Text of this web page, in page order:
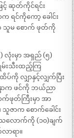
င့် ဆုတ်ကိုင်ရင်း
ရင်ကိုကော့ ခေါင်း
သူမ စောက် ဖုတ်ကို
လုံးမှာ အရှည် (၅)
မ်းသီးထည့်ကြ
ပ်ကို လျှာနှင့်လျှက်ပြီး
ဒာက ဖင်ကို ဘယ်ညာ
ာက်ဖုတ်ကြီးမှာ အာ
ဇာက စောက်ခေါင်း
လောက်ကို (၁၀)ချက်
ာရာ။